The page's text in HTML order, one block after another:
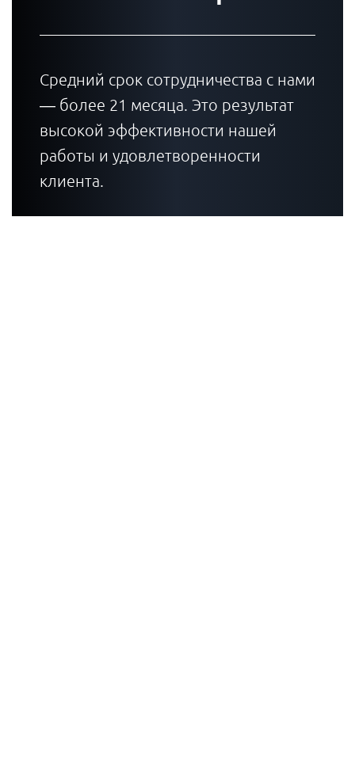
Средний срок сотрудничества с нами
— более 21 месяца. Это результат
высокой эффективности нашей
работы и удовлетворенности
клиента.